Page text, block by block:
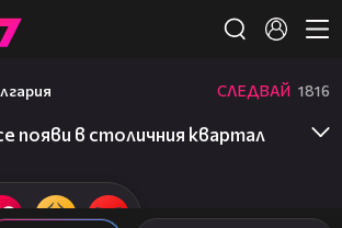
СЛЕДВАЙ 1816
появи в столичния квартал